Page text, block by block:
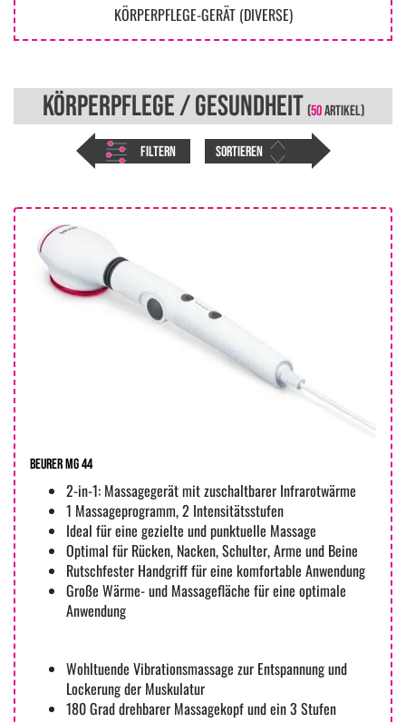
KÖRPERPFLEGE-GERÄT (DIVERSE)
FILTERN
KÖRPERPFLEGE / GESUNDHEIT (50ARTIKEL)
SORTIEREN
Beurer MG 44
2-in-1: Massagegerät mit zuschaltbarer Infrarotwärme
1 Massageprogramm, 2 Intensitätsstufen
Ideal für eine gezielte und punktuelle Massage
Optimal für Rücken, Nacken, Schulter, Arme und Beine
Rutschfester Handgriff für eine komfortable Anwendung
Große Wärme- und Massagefläche für eine optimale
Anwendung
Wohltuende Vibrationsmassage zur Entspannung und
Lockerung der Muskulatur
180 Grad drehbarer Massagekopf und ein 3 Stufen